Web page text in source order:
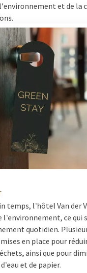
et de la
temps, l'hôtel Van der
l'environnement, ce qui
quotidien.
en place pour
ainsi que pour
et de papier.